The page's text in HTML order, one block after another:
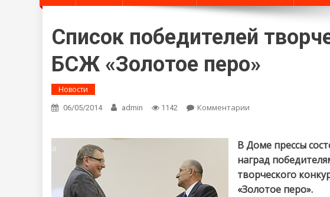
Список победителей
БСЖ «Золотое перо»
Новости
06/05/2014 admin 1142 Комментарии
В Доме прессы
наград
творческого
«Золотое перо».